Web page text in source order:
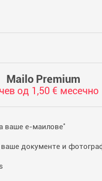
Mailo Premium
од 1,50 € месечно
ваше е-маилове*
ваше документе и